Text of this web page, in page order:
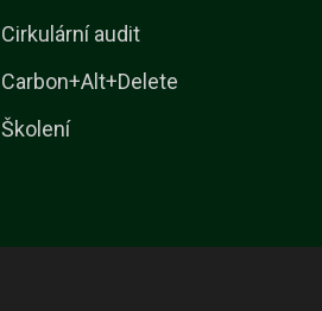
Cirkulární audit
Carbon+Alt+Delete
Školení